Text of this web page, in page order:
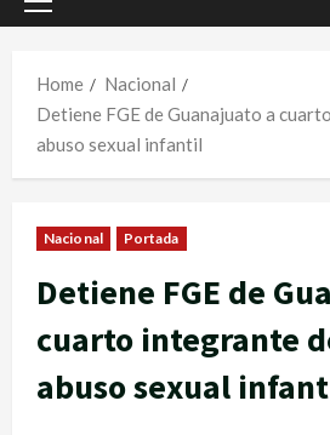
Primary
Home
Nacional
Detiene FGE de Guanajuato a
abuso sexual infantil
Nacional Portada
Detiene FGE de
cuarto integrante
abuso sexual